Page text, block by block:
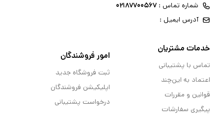
شماره تماس : ۰۲۱۸۷۷۰۰۵۶۷
آدرس ایمیل :
خدمات مشتریان
تماس با پشتیبانی
اعتماد به این‌چند
قوانین و مقررات
پیگیری سفارشات
امور فروشندگان
ثبت فروشگاه جدید
اپلیکیشن فروشندگان
درخواست پشتیبانی